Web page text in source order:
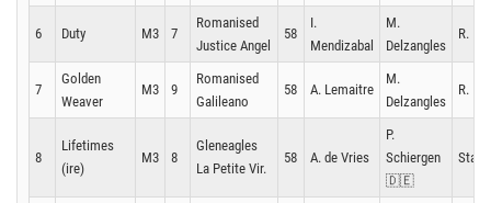
6 Duty M3 7
Romanised
Justice Angel
58
I.
Mendizabal
M.
Delzangles
R. Ng
7
Golden
Weaver
M3 9
Romanised
Galileano
58 A. Lemaitre
M.
Delzangles
R. Ng
8
Lifetimes
(ire)
M3 8
Gleneagles
La Petite Vir.
58 A. de Vries
P.
Schiergen
🇩🇪
Stall